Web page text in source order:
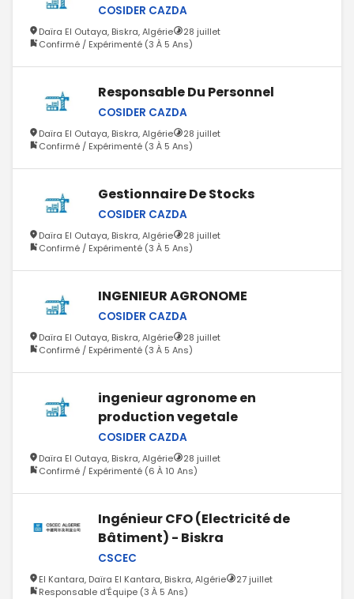
COSIDER CAZDA
Daïra El Outaya, Biskra, Algérie
28 juillet
Confirmé / Expérimenté (3 À 5 Ans)
Responsable Du Personnel
COSIDER CAZDA
Daïra El Outaya, Biskra, Algérie
28 juillet
Confirmé / Expérimenté (3 À 5 Ans)
Gestionnaire De Stocks
COSIDER CAZDA
Daïra El Outaya, Biskra, Algérie
28 juillet
Confirmé / Expérimenté (3 À 5 Ans)
INGENIEUR AGRONOME
COSIDER CAZDA
Daïra El Outaya, Biskra, Algérie
28 juillet
Confirmé / Expérimenté (3 À 5 Ans)
ingenieur agronome en
production vegetale
COSIDER CAZDA
Daïra El Outaya, Biskra, Algérie
28 juillet
Confirmé / Expérimenté (6 À 10 Ans)
Ingénieur CFO (Electricité de
Bâtiment) - Biskra
CSCEC
El Kantara, Daïra El Kantara, Biskra, Algérie
27 juillet
Responsable d'Équipe (3 À 5 Ans)